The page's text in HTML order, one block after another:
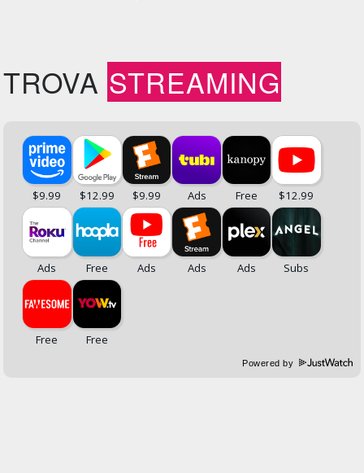
TROVA STREAMING
Powered by